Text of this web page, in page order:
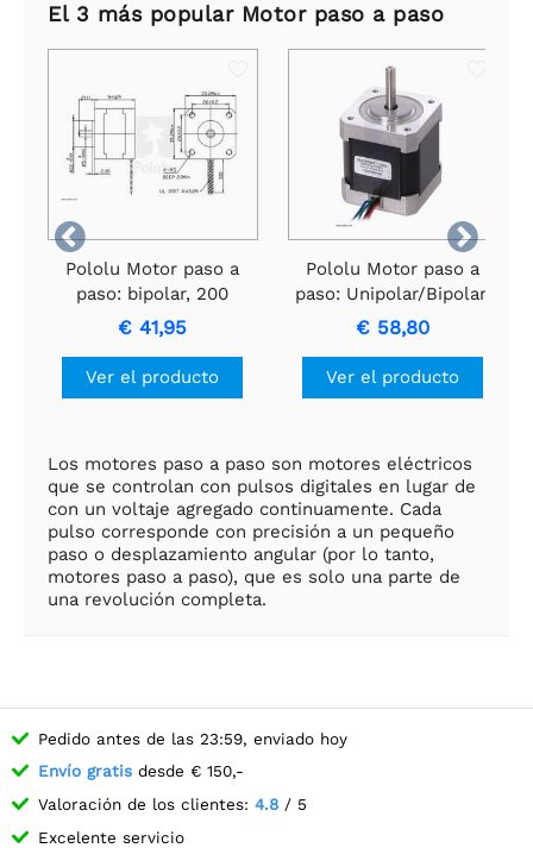
El 3 más popular Motor paso a paso


Pololu Motor paso a
paso: bipolar, 200
pasos/rev, 35×28 mm,
10 V, 0,5 A/fase
€ 41,95
Ver el producto
Pololu Motor paso a
paso: Unipolar/Bipolar,
200 Pasos/Rev,
42×48mm, 4V, 1.2
A/Fase
€ 58,80
Ver el producto
Los motores paso a paso son motores eléctricos
que se controlan con pulsos digitales en lugar de
con un voltaje agregado continuamente. Cada
pulso corresponde con precisión a un pequeño
paso o desplazamiento angular (por lo tanto,
motores paso a paso), que es solo una parte de
una revolución completa.
Pedido antes de las 23:59, enviado hoy
Envío gratis desde € 150,-
Valoración de los clientes: 4.8 / 5
Excelente servicio